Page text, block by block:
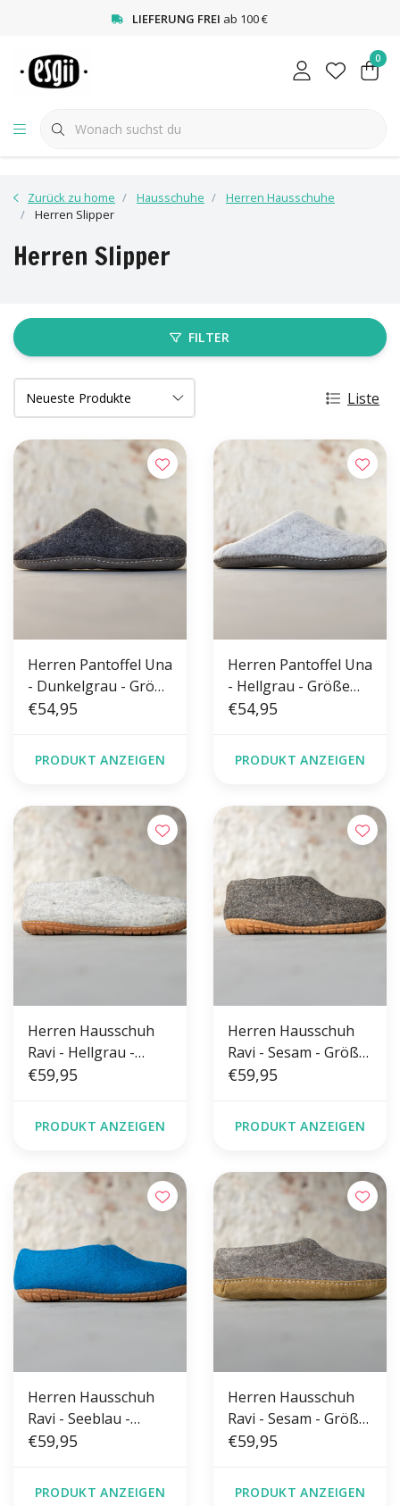
LIEFERUNG FREI ab 100 €
0
Zurück zu home Hausschuhe
Herren Hausschuhe
Herren Slipper
Herren Slipper
FILTER
Liste
Herren Pantoffel Una
- Dunkelgrau - Größe
42-46 - Weiche Sohle
€54,95
PRODUKT ANZEIGEN
Herren Pantoffel Una
- Hellgrau - Größe
42-46 - Weiche Sohle
€54,95
PRODUKT ANZEIGEN
Herren Hausschuh
Ravi - Hellgrau -
Größe 42-46 - Harte
€59,95
PRODUKT ANZEIGEN
Herren Hausschuh
Ravi - Sesam - Größe
42-46 - Harte Sohle
€59,95
PRODUKT ANZEIGEN
Herren Hausschuh
Ravi - Seeblau -
Größe 42-46 - Harte
€59,95
PRODUKT ANZEIGEN
Herren Hausschuh
Ravi - Sesam - Größe
42-46 - Weiche Sohle
€59,95
PRODUKT ANZEIGEN